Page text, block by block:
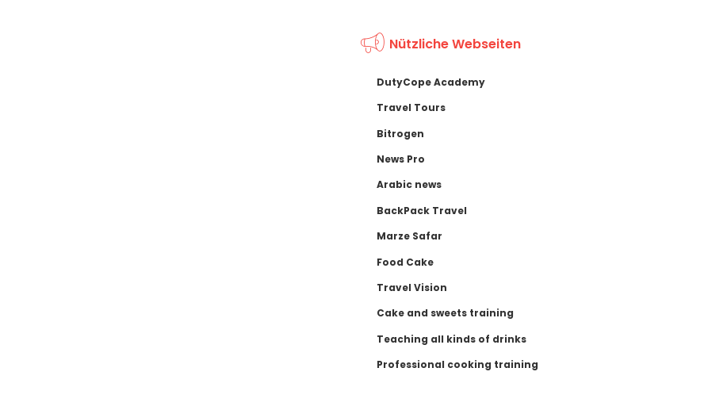
Nützliche Webseiten
DutyCope Academy
Travel Tours
Bitrogen
News Pro
Arabic news
BackPack Travel
Marze Safar
Food Cake
Travel Vision
Cake and sweets training
Teaching all kinds of drinks
Professional cooking training